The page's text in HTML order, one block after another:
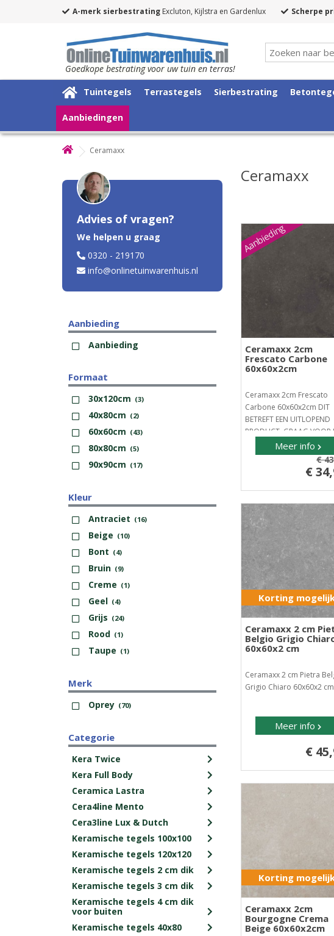
A-merk sierbestrating Excluton, Kijlstra en Gardenlux Scherpe
Goedkope bestrating voor uw tuin en terras!
Tuintegels Terrastegels Sierbestrating
Aanbiedingen
Ceramaxx
Advies of vragen?
We helpen u graag
0320 - 219170
info@onlinetuinwarenhuis.nl
Aanbieding
Aanbieding
Formaat
30x120cm (3)
40x80cm (2)
60x60cm (43)
80x80cm (5)
90x90cm (17)
Kleur
Antraciet (16)
Beige (10)
Bont (4)
Bruin (9)
Creme (1)
Geel (4)
Grijs (24)
Rood (1)
Taupe (1)
Merk
Oprey (70)
Categorie
Kera Twice
Kera Full Body
Ceramica Lastra
Cera4line Mento
Cera3line Lux & Dutch
Keramische tegels 100x100
Keramische tegels 120x120
Keramische tegels 2 cm dik
Keramische tegels 3 cm dik
Keramische tegels 4 cm dik
voor buiten
Keramische tegels 40x80
Ceramaxx
Aanbieding
Ceramaxx 2cm
Frescato Carbone
60x60x2cm
Ceramaxx 2cm Frescato
Carbone 60x60x2cm DIT
BETREFT EEN UITLOPEND
PRODUCT, GRAAG VOOR
BESTELL..Meer info
€
€
Korting
Ceramaxx 2 cm
Belgio Grigio
60x60x2 cm
Ceramaxx 2 cm Pietra
Grigio Chiaro 60x60x2
Meer info
€
Korting
Ceramaxx 2cm
Bourgogne Crema
Beige 60x60x2cm